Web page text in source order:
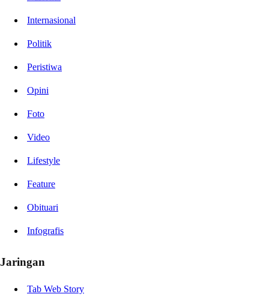
Internasional
Politik
Peristiwa
Opini
Foto
Video
Lifestyle
Feature
Obituari
Infografis
Jaringan
Tab Web Story